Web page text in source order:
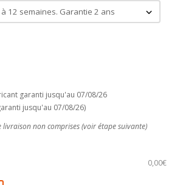
garanti jusqu'au 07/08/26
jusqu'au 07/08/26)
non comprises (voir étape suivante)
0,00€